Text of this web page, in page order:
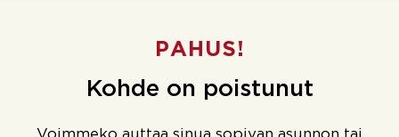
PAHUS!
Kohde on poistunut